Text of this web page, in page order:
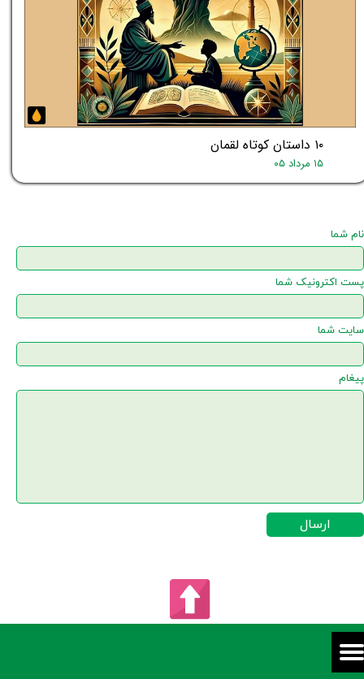
۱۰ داستان کوتاه لقمان
۱۵ مرداد ۰۵
نام شما
پست اکترونیک شما
سایت شما
پیغام
ارسال